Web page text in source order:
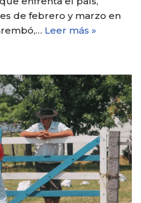
de febrero y marzo en
Leer más »